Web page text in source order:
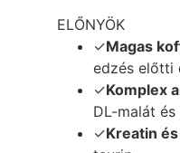
ELŐNYÖK
✓Magas
edzés előtti
✓Komplex
DL-malát és
✓Kreatin